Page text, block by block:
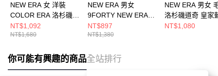
NEW ERA 女 洋裝
COLOR ERA 洛杉磯道
奇 NE14499019
NT$1,092
NT$1,680
NEW ERA 男女
9FORTY NEW ERA
BASIC FW25 NEW
ERA 泡沫藍
NT$897
NT$1,380
NEW ERA 男女
洛杉磯道奇 皇家
NE70730206
NT$1,080
你可能有興趣的商品全站排行